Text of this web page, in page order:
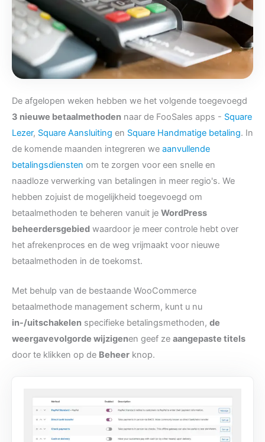
De afgelopen weken hebben we het volgende toegevoegd
3 nieuwe betaalmethoden naar de FooSales apps - Square
Lezer, Square Aansluiting en Square Handmatige betaling. In
de komende maanden integreren we aanvullende
betalingsdiensten om te zorgen voor een snelle en
naadloze verwerking van betalingen in meer regio's. We
hebben zojuist de mogelijkheid toegevoegd om
betaalmethoden te beheren vanuit je WordPress
beheerdersgebied waardoor je meer controle hebt over
het afrekenproces en de weg vrijmaakt voor nieuwe
betaalmethoden in de toekomst.
Met behulp van de bestaande WooCommerce
betaalmethode management scherm, kunt u nu
in-/uitschakelen specifieke betalingsmethoden, de
weergavevolgorde wijzigenen geef ze aangepaste titels
door te klikken op de Beheer knop.